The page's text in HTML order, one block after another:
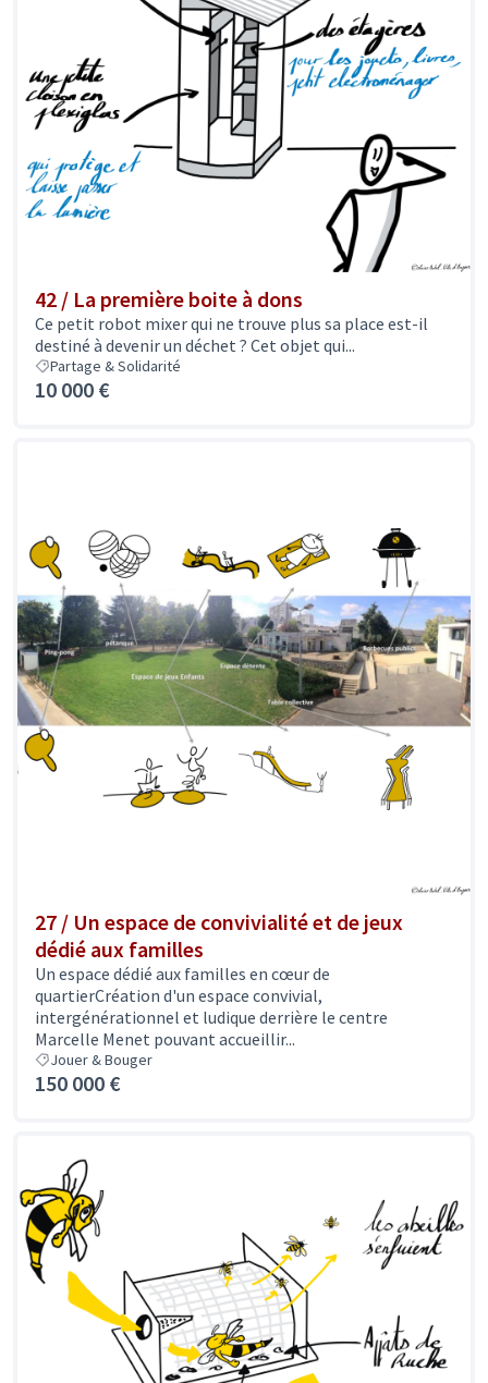
42 / La première boite à dons
Ce petit robot mixer qui ne trouve plus sa place est-il
destiné à devenir un déchet ? Cet objet qui...
Partage & Solidarité
10 000 €
27 / Un espace de convivialité et de jeux
dédié aux familles
Un espace dédié aux familles en cœur de
quartierCréation d'un espace convivial,
intergénérationnel et ludique derrière le centre
Marcelle Menet pouvant accueillir...
Jouer & Bouger
150 000 €